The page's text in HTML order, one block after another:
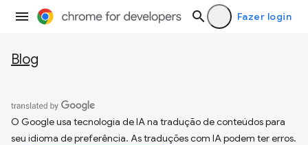
Fazer login
Blog
O Google usa tecnologia de IA na tradução de conteúdos para
seu idioma de preferência. As traduções com IA podem ter erros.